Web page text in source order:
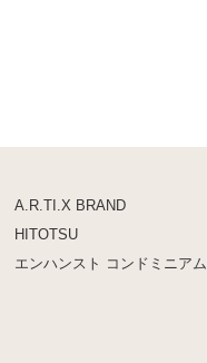
A.R.TI.X BRAND
HITOTSU
エンハンスト コンドミニアム